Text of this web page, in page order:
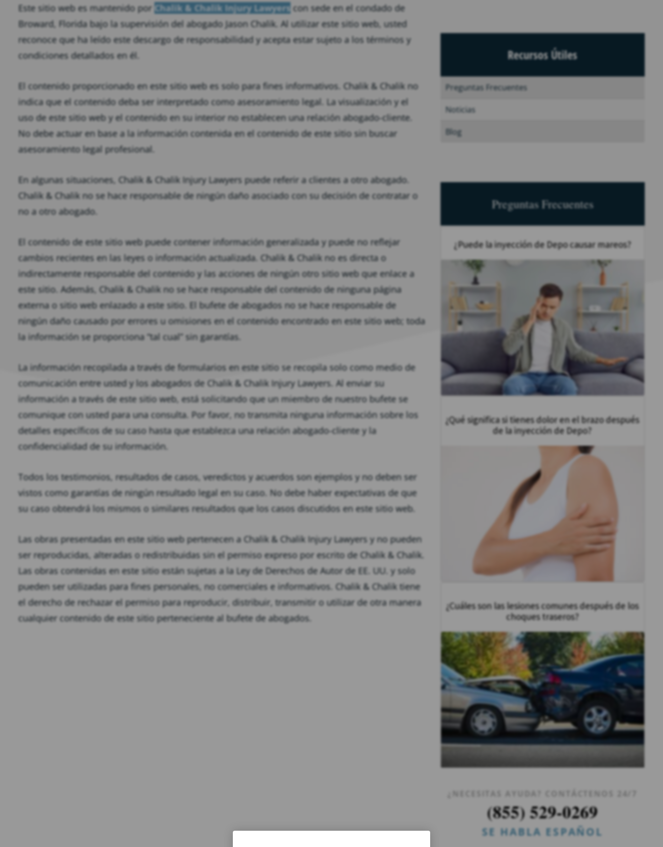
Este sitio web es mantenido por Chalik & Chalik Injury Lawyers con sede en el condado de
Broward, Florida bajo la supervisión del abogado Jason Chalik. Al utilizar este sitio web, usted
reconoce que ha leído este descargo de responsabilidad y acepta estar sujeto a los términos y
condiciones detallados en él.
El contenido proporcionado en este sitio web es solo para fines informativos. Chalik & Chalik no
indica que el contenido deba ser interpretado como asesoramiento legal. La visualización y el
uso de este sitio web y el contenido en su interior no establecen una relación abogado-cliente.
No debe actuar en base a la información contenida en el contenido de este sitio sin buscar
asesoramiento legal profesional.
En algunas situaciones, Chalik & Chalik Injury Lawyers puede referir a clientes a otro abogado.
Chalik & Chalik no se hace responsable de ningún daño asociado con su decisión de contratar o
no a otro abogado.
El contenido de este sitio web puede contener información generalizada y puede no reflejar
cambios recientes en las leyes o información actualizada. Chalik & Chalik no es directa o
indirectamente responsable del contenido y las acciones de ningún otro sitio web que enlace a
este sitio. Además, Chalik & Chalik no se hace responsable del contenido de ninguna página
externa o sitio web enlazado a este sitio. El bufete de abogados no se hace responsable de
ningún daño causado por errores u omisiones en el contenido encontrado en este sitio web; toda
la información se proporciona “tal cual” sin garantías.
La información recopilada a través de formularios en este sitio se recopila solo como medio de
comunicación entre usted y los abogados de Chalik & Chalik Injury Lawyers. Al enviar su
información a través de este sitio web, está solicitando que un miembro de nuestro bufete se
comunique con usted para una consulta. Por favor, no transmita ninguna información sobre los
detalles específicos de su caso hasta que establezca una relación abogado-cliente y la
confidencialidad de su información.
Todos los testimonios, resultados de casos, veredictos y acuerdos son ejemplos y no deben ser
vistos como garantías de ningún resultado legal en su caso. No debe haber expectativas de que
su caso obtendrá los mismos o similares resultados que los casos discutidos en este sitio web.
Las obras presentadas en este sitio web pertenecen a Chalik & Chalik Injury Lawyers y no pueden
ser reproducidas, alteradas o redistribuidas sin el permiso expreso por escrito de Chalik & Chalik.
Las obras contenidas en este sitio están sujetas a la Ley de Derechos de Autor de EE. UU. y solo
pueden ser utilizadas para fines personales, no comerciales e informativos. Chalik & Chalik tiene
el derecho de rechazar el permiso para reproducir, distribuir, transmitir o utilizar de otra manera
cualquier contenido de este sitio perteneciente al bufete de abogados.
Recursos Útiles
Preguntas Frecuentes
Noticias
Blog
Preguntas Frecuentes
¿Puede la inyección de Depo causar mareos?
¿Qué significa si tienes dolor en el brazo después
de la inyección de Depo?
¿Cuáles son las lesiones comunes después de los
choques traseros?
¿NECESITAS AYUDA? CONTÁCTENOS 24/7
(855) 529-0269
SE HABLA ESPAÑOL